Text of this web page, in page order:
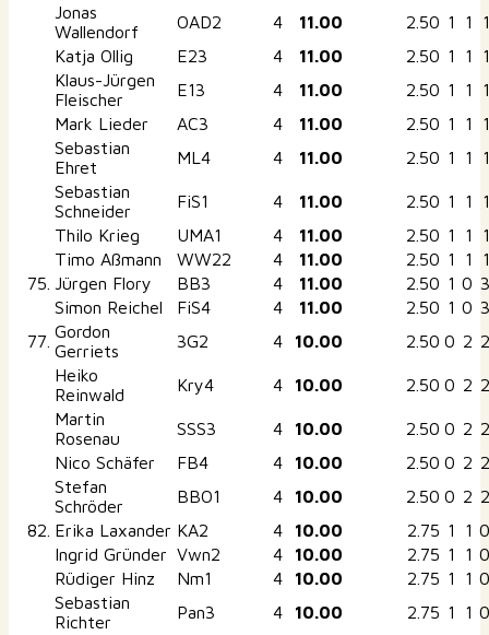
Jonas
Wallendorf
OAD2 4 11.00 2.50 1 1
1
Katja Ollig
E23 4 11.00 2.50 1 1
1
Klaus-Jürgen
Fleischer
E13 4 11.00 2.50 1 1
1
Mark Lieder
AC3 4 11.00 2.50 1 1
1
Sebastian
Ehret
ML4 4 11.00 2.50 1 1
1
Sebastian
Schneider
FiS1 4 11.00 2.50 1 1
1
Thilo Krieg
UMA1 4 11.00 2.50 1 1
1
Timo Aßmann
WW22 4 11.00 2.50 1 1
1
75. Jürgen Flory BB3 4 11.00 2.50 1 0 3
Simon Reichel
FiS4 4 11.00 2.50 1 0 3
77. Gordon
Gerriets
3G2 4 10.00 2.50 0 2 2
Heiko
Reinwald
Kry4 4 10.00 2.50 0 2 2
Martin
Rosenau
SSS3 4 10.00 2.50 0 2 2
Nico Schäfer
FB4 4 10.00 2.50 0 2 2
Stefan
Schröder
BBO1 4 10.00 2.50 0 2 2
82. Erika Laxander KA2 4 10.00 2.75 1 1 0
Ingrid Gründer Vwn2 4 10.00 2.75 1 1 0
Rüdiger Hinz
Nm1 4 10.00 2.75 1 1 0
Sebastian
Richter
Pan3 4 10.00 2.75 1 1 0